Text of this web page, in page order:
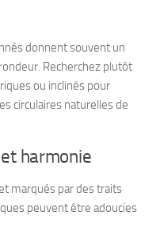
donnent souvent un
Recherchez plutôt
ou inclinés pour
circulaires naturelles de
harmonie
marqués par des traits
peuvent être adoucies